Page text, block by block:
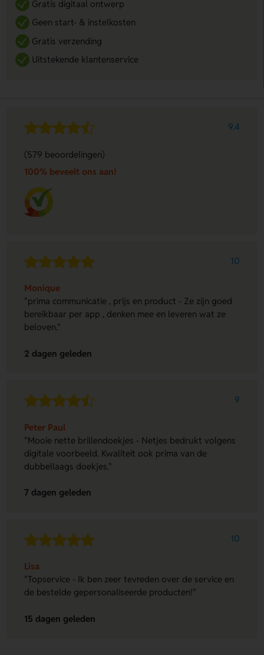
Gratis digitaal ontwerp
Geen start- & instelkosten
Gratis verzending
Uitstekende klantenservice
9.4
(579 beoordelingen)
100% beveelt ons aan!
10
Monique
"prima communicatie , prijs en product - Ze zijn goed
bereikbaar per app , denken mee en leveren wat ze
beloven."
2 dagen geleden
9
Peter Paul
"Mooie nette brillendoekjes - Netjes bedrukt volgens
digitale voorbeeld. Kwaliteit ook prima van de
dubbellaags doekjes."
7 dagen geleden
10
Lisa
"Topservice - Ik ben zeer tevreden over de service en
de bestelde gepersonaliseerde producten!"
15 dagen geleden